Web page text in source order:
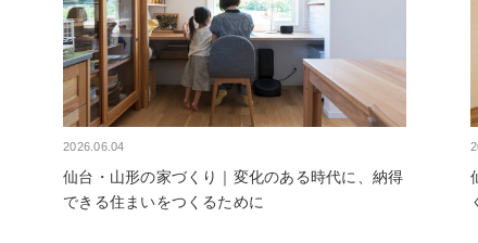
2026.06.04
仙台・山形の家づくり｜変化のある時代に、納得
できる住まいをつくるために